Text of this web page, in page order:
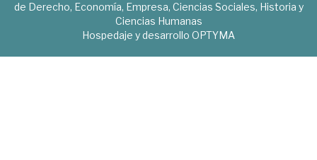
de Derecho, Economía, Empresa, Ciencias Sociales, Historia y
Ciencias Humanas
Hospedaje y desarrollo OPTYMA